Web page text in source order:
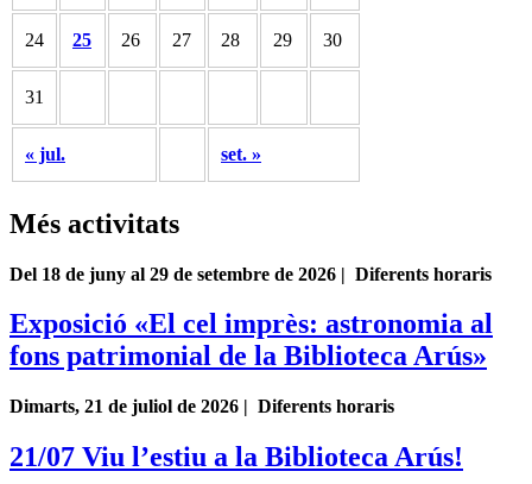
24 25 26 27 28 29 30
31
« jul. set. »
Més activitats
Del 18 de juny al 29 de setembre de 2026 | Diferents horaris
Exposició «El cel imprès: astronomia al
fons patrimonial de la Biblioteca Arús»
Dimarts, 21 de juliol de 2026 | Diferents horaris
21/07 Viu l’estiu a la Biblioteca Arús!